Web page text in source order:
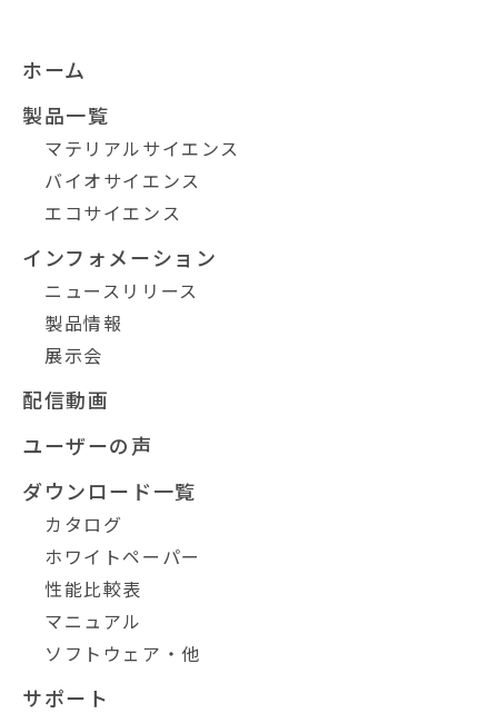
ホーム
製品一覧
マテリアルサイエンス
バイオサイエンス
エコサイエンス
インフォメーション
ニュースリリース
製品情報
展示会
配信動画
ユーザーの声
ダウンロード一覧
カタログ
ホワイトペーパー
性能比較表
マニュアル
ソフトウェア・他
サポート